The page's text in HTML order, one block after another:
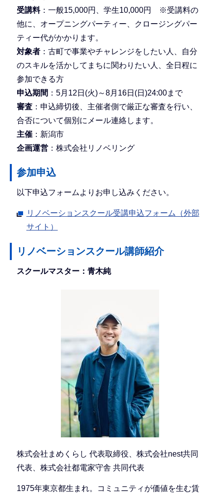
受講料：一般15,000円、学生10,000円 ※受講料の
他に、オープニングパーティー、クロージングパー
ティー代がかかります。
対象者：古町で事業やチャレンジをしたい人、自分
のスキルを活かしてまちに関わりたい人、全日程に
参加できる方
申込期間 ：5月12日(火)～8月16日(日)24:00まで
審査：申込締切後、主催者側で厳正な審査を行い、
合否について個別にメール連絡します。
主催：新潟市
企画運営：株式会社リノベリング
参加申込
以下申込フォームよりお申し込みください。
リノベーションスクール受講申込フォーム（外部
サイト）
リノベーションスクール講師紹介
スクールマスター：青木純
株式会社まめくらし 代表取締役、株式会社nest共同
代表、株式会社都電家守舎 共同代表
1975年東京都生まれ。コミュニティが価値を生む賃